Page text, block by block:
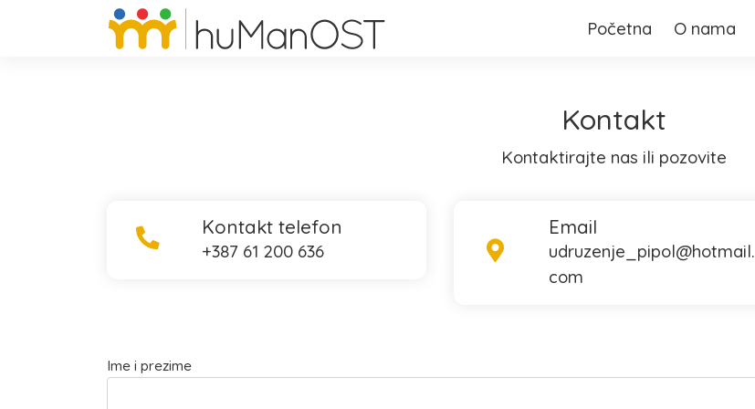
Početna O nama
Kontakt
Kontaktirajte nas ili pozovite
Kontakt telefon
+387 61 200 636
Email
udruzenje_pipol@hotmail.
com
Ime i prezime